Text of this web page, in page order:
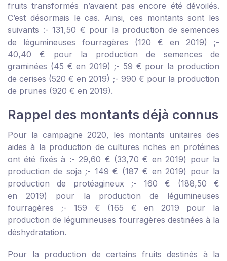
fruits transformés n’avaient pas encore été dévoilés.
C’est désormais le cas. Ainsi, ces montants sont les
suivants :- 131,50 € pour la production de semences
de légumineuses fourragères (120 € en 2019) ;-
40,40 € pour la production de semences de
graminées (45 € en 2019) ;- 59 € pour la production
de cerises (520 € en 2019) ;- 990 € pour la production
de prunes (920 € en 2019).
Rappel des montants déjà connus
Pour la campagne 2020, les montants unitaires des
aides à la production de cultures riches en protéines
ont été fixés à :- 29,60 € (33,70 € en 2019) pour la
production de soja ;- 149 € (187 € en 2019) pour la
production de protéagineux ;- 160 € (188,50 €
en 2019) pour la production de légumineuses
fourragères ;- 159 € (165 € en 2019 pour la
production de légumineuses fourragères destinées à la
déshydratation.
Pour la production de certains fruits destinés à la